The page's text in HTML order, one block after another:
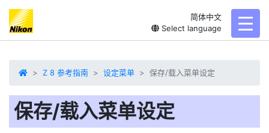
简体中文
Select language
Z 8 参考指南 设定菜单 保存/载入菜单设定
保存/载入菜单设定